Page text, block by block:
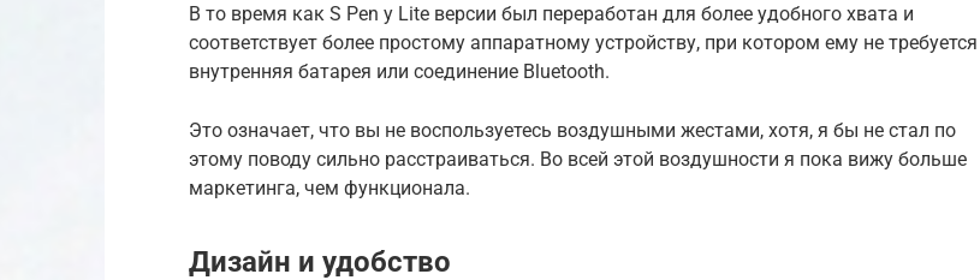
В то время как S Pen у Lite версии был переработан для более удобного хвата и
соответствует более простому аппаратному устройству, при котором ему не требуется
внутренняя батарея или соединение Bluetooth.
Это означает, что вы не воспользуетесь воздушными жестами, хотя, я бы не стал по
этому поводу сильно расстраиваться. Во всей этой воздушности я пока вижу больше
маркетинга, чем функционала.
Дизайн и удобство